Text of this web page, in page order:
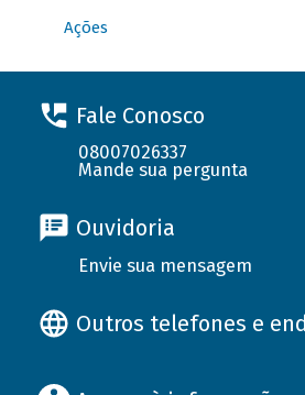
Ações
Fale Conosco
08007026337
Mande sua pergunta
Ouvidoria
Envie sua mensagem
Outros telefones e